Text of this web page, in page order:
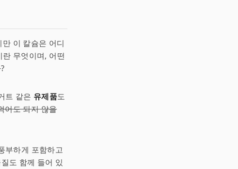
이 칼슘은 어디
무엇이며, 어떤
트 같은 유제품도
어도 되지 않을
부하게 포함하고
도 함께 들어 있